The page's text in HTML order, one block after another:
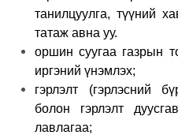
танилцуулга, түүний
татаж авна уу.
оршин суугаа газрын
иргэний үнэмлэх;
гэрлэлт (гэрлэсний
болон гэрлэлт
лавлагаа;